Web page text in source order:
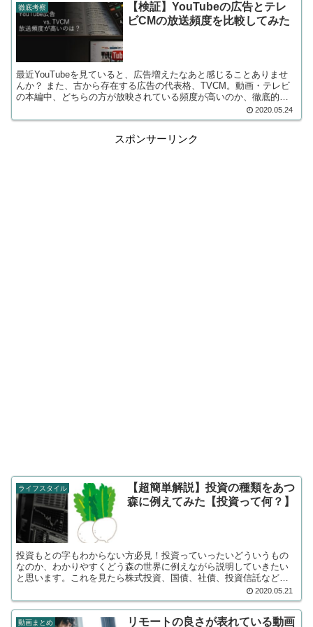
徹底考察
【検証】YouTubeの広告とテレ
ビCMの放送頻度を比較してみた
最近YouTubeを見ていると、広告増えたなあと感じることありませ
んか？ また、古から存在する広告の代表格、TVCM。動画・テレビ
の本編中、どちらの方が放映されている頻度が高いのか、徹底的に
2020.05.24
スポンサーリンク
ライフスタイル
【超簡単解説】投資の種類をあつ
森に例えてみた【投資って何？】
投資もとの字もわからない方必見！投資っていったいどういうもの
なのか、わかりやすくどう森の世界に例えながら説明していきたい
と思います。これを見たら株式投資、国債、社債、投資信託などの
2020.05.21
動画まとめ
リモートの良さが表れている動画